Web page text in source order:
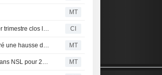
MT
YTL Corporation Berhad annonce ses résultats pour le premier trimestre clos le 30 septembre 2024 CI
Les bénéfices de YTL chutent au premier trimestre fiscal malgré une hausse des recettes MT
YTL Cement finalise l'acquisition d'une participation de 81% dans NSL pour 228 millions SG$. MT